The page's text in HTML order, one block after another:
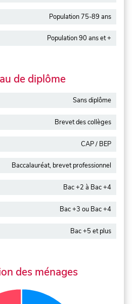
Population 75-89 ans
Population 90 ans et +
de diplôme
Sans diplôme
Brevet des collèges
CAP / BEP
Baccalauréat, brevet professionnel
Bac +2 à Bac +4
Bac +3 ou Bac +4
Bac +5 et plus
des ménages